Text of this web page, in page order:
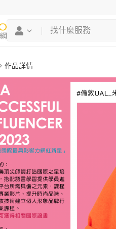
作品詳情